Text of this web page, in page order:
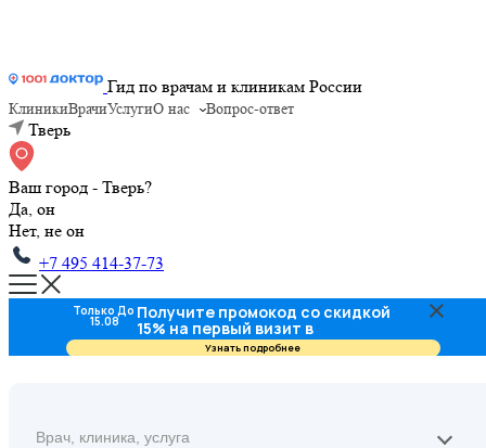
Гид по врачам и клиникам России
КлиникиВрачиУслугиО нас Вопрос-ответ
Тверь
Ваш город - Тверь?
Да, он
Нет, не он
+7 495 414-37-73
Только До
15.08 Получите промокод со скидкой
15% на первый визит в
стоматологию
Узнать подробнее